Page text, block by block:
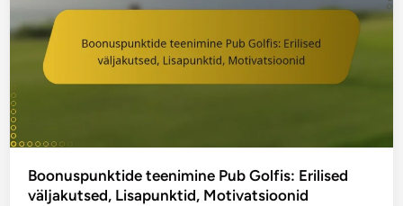
Boonuspunktide teenimine Pub Golfis: Erilised
väljakutsed, Lisapunktid, Motivatsioonid